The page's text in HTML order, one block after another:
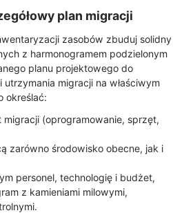
plan migracji
zasobów zbuduj solidny
z harmonogramem podzielonym
planu projektowego do
utrzymania migracji na właściwym
określać:
(oprogramowanie, sprzęt,
zarówno środowisko obecne, jak i
personel, technologię i budżet,
z kamieniami milowymi,